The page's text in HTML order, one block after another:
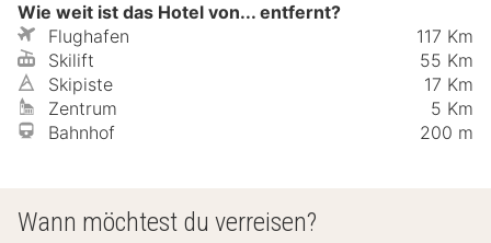
Wie weit ist das Hotel von... entfernt?
Flughafen
117 Km
Skilift
55 Km
Skipiste
17 Km
Zentrum
5 Km
Bahnhof
200 m
Wann möchtest du verreisen?